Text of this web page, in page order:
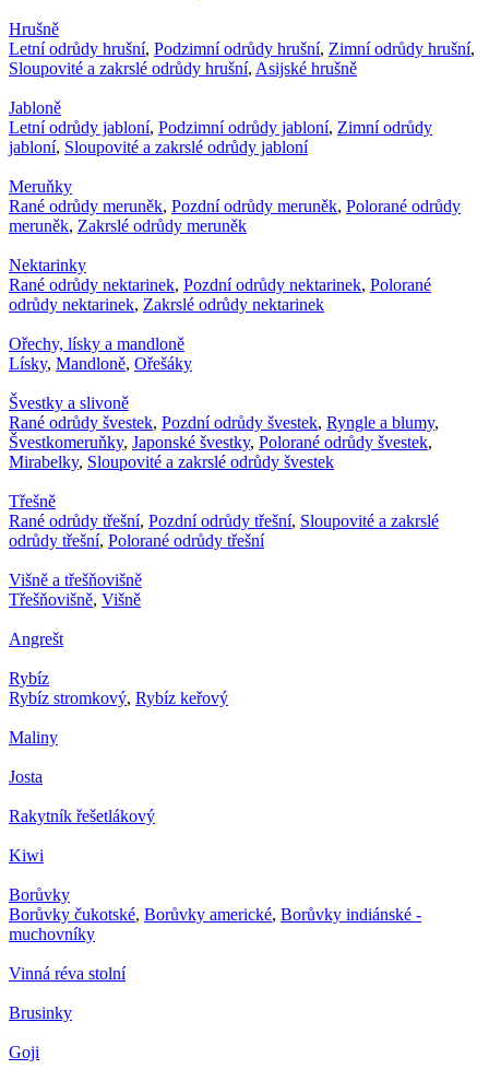
Hrušně
Letní odrůdy hrušní, Podzimní odrůdy hrušní, Zimní odrůdy hrušní,
Sloupovité a zakrslé odrůdy hrušní, Asijské hrušně
Jabloně
Letní odrůdy jabloní, Podzimní odrůdy jabloní, Zimní odrůdy
jabloní, Sloupovité a zakrslé odrůdy jabloní
Meruňky
Rané odrůdy meruněk, Pozdní odrůdy meruněk, Polorané odrůdy
meruněk, Zakrslé odrůdy meruněk
Nektarinky
Rané odrůdy nektarinek, Pozdní odrůdy nektarinek, Polorané
odrůdy nektarinek, Zakrslé odrůdy nektarinek
Ořechy, lísky a mandloně
Lísky, Mandloně, Ořešáky
Švestky a slivoně
Rané odrůdy švestek, Pozdní odrůdy švestek, Ryngle a blumy,
Švestkomeruňky, Japonské švestky, Polorané odrůdy švestek,
Mirabelky, Sloupovité a zakrslé odrůdy švestek
Třešně
Rané odrůdy třešní, Pozdní odrůdy třešní, Sloupovité a zakrslé
odrůdy třešní, Polorané odrůdy třešní
Višně a třešňovišně
Třešňovišně, Višně
Angrešt
Rybíz
Rybíz stromkový, Rybíz keřový
Maliny
Josta
Rakytník řešetlákový
Kiwi
Borůvky
Borůvky čukotské, Borůvky americké, Borůvky indiánské -
muchovníky
Vinná réva stolní
Brusinky
Goji